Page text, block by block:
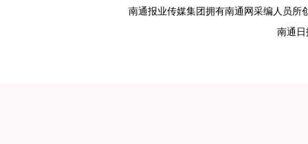
南通报业传媒集团拥有南通网采编人员所
南通日